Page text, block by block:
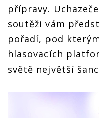
přípravy.
soutěži vám
pořadí, pod
hlasovacích
světě největší